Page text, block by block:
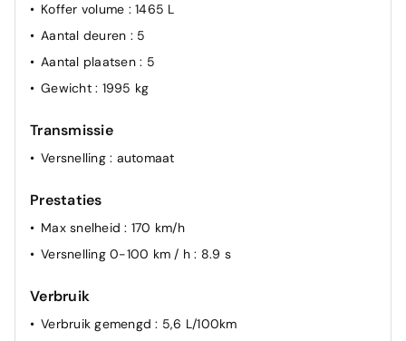
Koffer volume : 1465 L
Aantal deuren : 5
Aantal plaatsen : 5
Gewicht : 1995 kg
Transmissie
Versnelling : automaat
Prestaties
Max snelheid: 170 km/h
Versnelling 0-100 km / h: 8.9 s
Verbruik
Verbruik gemengd: 5,6 L/100km